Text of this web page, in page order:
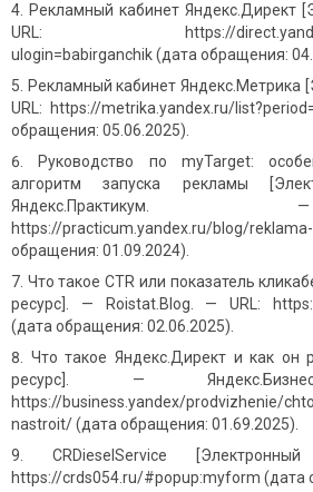
Рекламный кабинет Яндекс.Директ
URL: https://direct.yandex.ru/
ulogin=babirganchik (дата обращения:
Рекламный кабинет Яндекс.Метрика
URL: https://metrika.yandex.ru/
обращения: 05.06.2025).
Руководство по myTarget:
алгоритм запуска рекламы
https://practicum.yandex.ru/blog/
обращения: 01.09.2024).
Что такое CTR или показатель
ресурс]. — Roistat.Blog. — URL:
(дата обращения: 02.06.2025).
Что такое Яндекс.Директ и как он
ресурс]. —
https://business.yandex/prodvizhenie/
nastroit/ (дата обращения: 01.69.2025).
CRDieselService
https://crds054.ru/#popup:myform (дата